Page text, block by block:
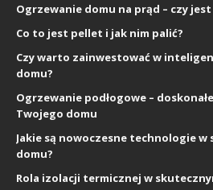
Ogrzewanie domu na prąd – czy
Co to jest pellet i jak nim palić?
Czy warto zainwestować w
domu?
Ogrzewanie podłogowe –
Twojego domu
Jakie są nowoczesne technologie
domu?
Rola izolacji termicznej w